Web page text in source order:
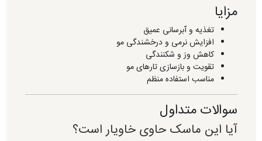
مزایا
تغذیه و آبرسانی عمیق
افزایش نرمی و درخشندگی مو
کاهش وز و شکنندگی
تقویت و بازسازی تارهای مو
مناسب استفاده منظم
سوالات متداول
آیا این ماسک حاوی خاویار است؟